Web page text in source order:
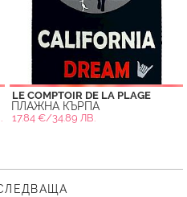
LE COMPTOIR DE LA PLAGE
ПЛАЖНА КЪРПА
17.84 €/34.89 ЛВ.